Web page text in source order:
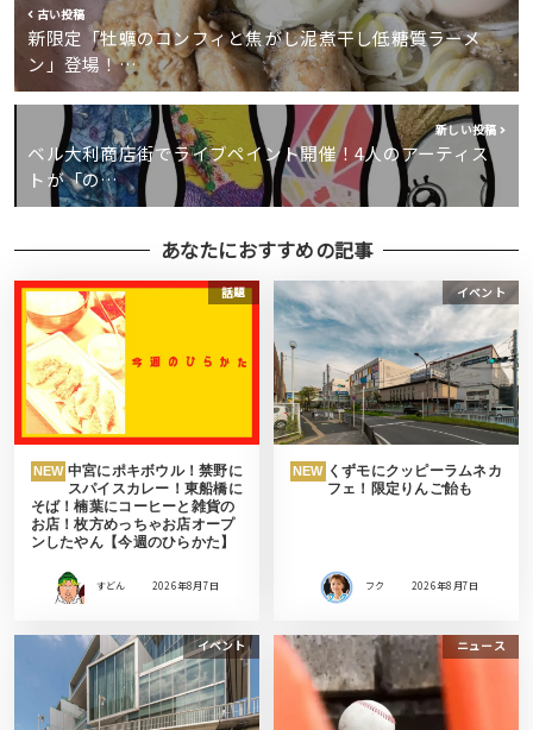
古い投稿
新限定「牡蠣のコンフィと焦がし泥煮干し低糖質ラーメ
ン」登場！…
新しい投稿
ベル大利商店街でライブペイント開催！4人のアーティス
トが「の…
あなたにおすすめの記事
話題
NEW 中宮にポキボウル！禁野に
スパイスカレー！東船橋に
そば！楠葉にコーヒーと雑貨の
お店！枚方めっちゃお店オープ
ンしたやん【今週のひらかた】
すどん 2026年8月7日
イベント
NEW くずモにクッピーラムネカ
フェ！限定りんご飴も
フク 2026年8月7日
イベント ニュース